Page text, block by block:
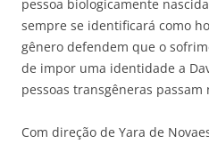
pessoa biologicamente
sempre se identificará como
gênero defendem que o
de impor uma identidade a
pessoas transgêneras
Com direção de Yara de